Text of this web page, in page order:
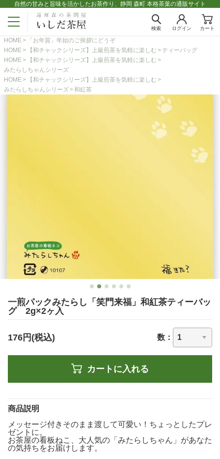
自然の甘みと旨味を活かしたお茶作り、静岡 森町 本格茶葉の通販サイト
検索 ログイン カート
HOME
「お年賀」年始のご挨拶にどうぞ
HOME
【和チャックシリーズ】上級煎茶を気軽に楽しむ
ティーバッグ
HOME
【和チャックシリーズ】上級煎茶を気軽に楽しむ
みたらしちゃんシリーズ
HOME
【和チャックシリーズ】上級煎茶を気軽に楽しむ
みたらしちゃんシリーズ
和紅茶
一煎パックみたらし「笑門来福」和紅茶ティーバッ
グ 2g×2ヶ入
176円(税込) 数：
カートに入れる
商品説明
メッセージ付きそのまま渡して可愛い！ちょっとしたプレ
ゼントに。
お茶屋の看板ねこ、大人気の「みたらしちゃん」があなた
の気持ちをお届けします。